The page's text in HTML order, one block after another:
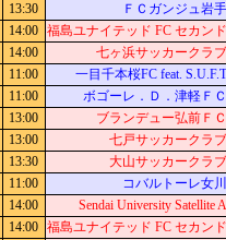
13:30
ＦＣガンジュ岩手
14:00 福島ユナイテッド FC セカンド
14:00 七ヶ浜サッカークラブ
11:00
一目千本桜FC feat. S.U.F.T
11:00
ボゴーレ．Ｄ．津軽ＦＣ
13:00
ブランデュー弘前ＦＣ
13:00
七戸サッカークラブ
13:30 大山サッカークラブ
11:00
コバルトーレ女川
14:00
Sendai University Satellite A
14:00 福島ユナイテッド FC セカンド